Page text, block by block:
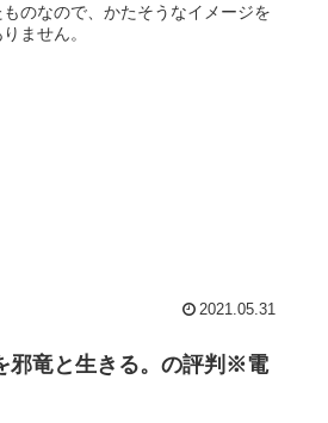
のなので、かたそうなイメージを
ません。
2021.05.31
邪竜と生きる。の評判※電